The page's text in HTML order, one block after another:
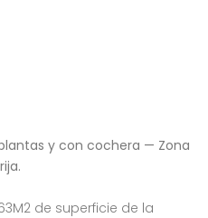
y con cochera — Zona
de superficie de la